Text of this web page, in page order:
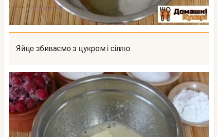
Яйце збиваємо з цукром і сіллю.